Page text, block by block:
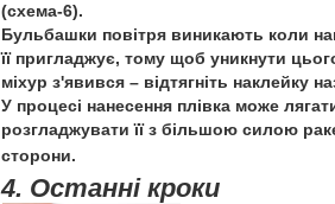
(схема-6).
Бульбашки повітря виникають коли
її пригладжує, тому щоб уникнути
міхур з'явився – відтягніть наклейку
У процесі нанесення плівка може
розгладжувати її з більшою силою
сторони.
4. Останні кроки